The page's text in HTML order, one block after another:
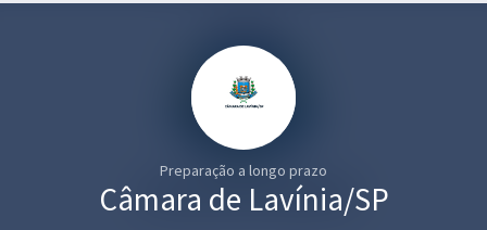
Preparação a longo prazo
Câmara de Lavínia/SP